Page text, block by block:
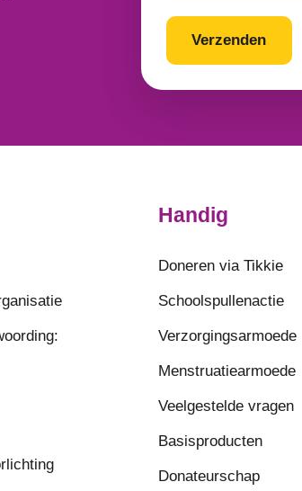
CAPTCHA
Handig
Doneren via Tikkie
Schoolspullenactie
Verzorgingsarmoede
Menstruatiearmoede
Veelgestelde vragen
Basisproducten
Donateurschap